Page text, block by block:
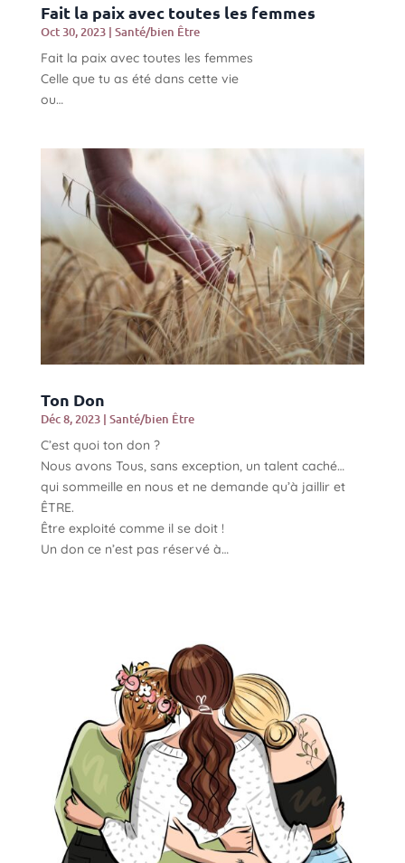
Fait la paix avec toutes les femmes
Oct 30, 2023| Santé/bien Être
Fait la paix avec toutes les femmes
Celle que tu as été dans cette vie
ou…
Ton Don
Déc 8, 2023| Santé/bien Être
C’est quoi ton don ?
Nous avons Tous, sans exception, un talent caché…
qui sommeille en nous et ne demande qu’à jaillir et
ÊTRE.
Être exploité comme il se doit !
Un don ce n’est pas réservé à…